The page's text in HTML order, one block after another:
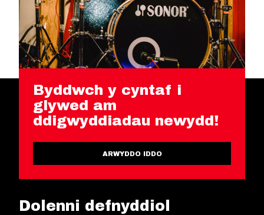
Byddwch y cyntaf i
glywed am
ddigwyddiadau newydd!
ARWYDDO IDDO
Dolenni defnyddiol